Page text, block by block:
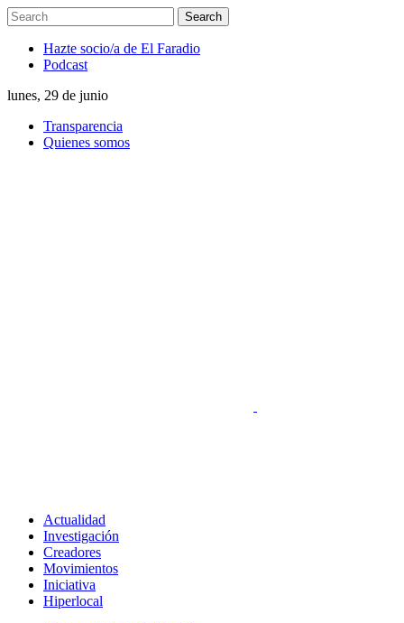
Hazte socio/a de El Faradio
Podcast
lunes, 29 de junio
Transparencia
Quienes somos
Actualidad
Investigación
Creadores
Movimientos
Iniciativa
Hiperlocal